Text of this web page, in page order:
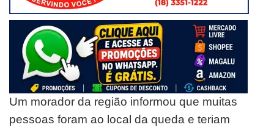
Um morador da região informou que muitas
pessoas foram ao local da queda e teriam